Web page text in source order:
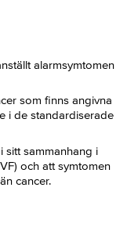
alarmsymtomen
som finns angivna
i de standardiserade
sitt sammanhang i
och att symtomen
cancer.